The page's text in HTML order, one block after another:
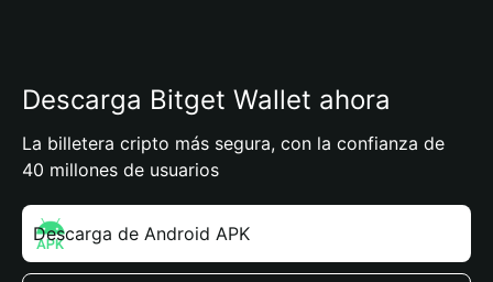
Descarga Bitget Wallet ahora
La billetera cripto más segura, con la confianza de
40 millones de usuarios
Descarga de Android APK